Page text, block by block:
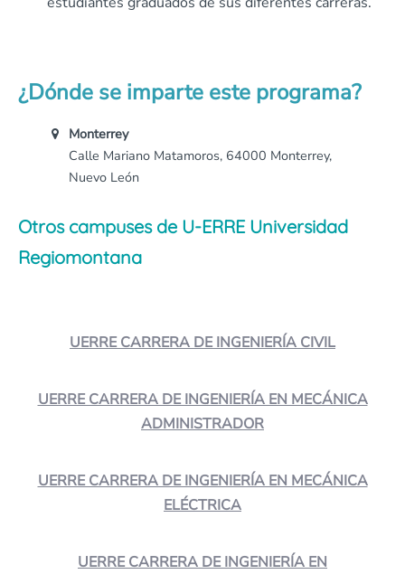
¿Dónde se imparte este programa?
Monterrey
Calle Mariano Matamoros, 64000 Monterrey,
Nuevo León
Otros campuses de U-ERRE Universidad
Regiomontana
UERRE CARRERA DE INGENIERÍA CIVIL
UERRE CARRERA DE INGENIERÍA EN MECÁNICA
ADMINISTRADOR
UERRE CARRERA DE INGENIERÍA EN MECÁNICA
ELÉCTRICA
UERRE CARRERA DE INGENIERÍA EN